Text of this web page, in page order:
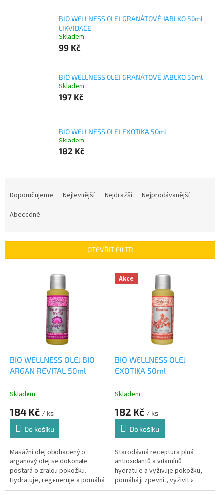
BIO WELLNESS OLEJ GRANÁTOVÉ JABLKO 50ml
LIKVIDACE
Skladem
99 Kč
BIO WELLNESS OLEJ GRANÁTOVÉ JABLKO 50ml
Skladem
197 Kč
BIO WELLNESS OLEJ EXOTIKA 50ml
Skladem
182 Kč
r
Doporučujeme Nejlevnější Nejdražší
Nejprodávanější
Abecedně
OTEVŘÍT FILTR
BIO WELLNESS OLEJ BIO
ARGAN REVITAL 50ml
Skladem
184 Kč / ks
Do košíku
Masážní olej obohacený o
arganový olej se dokonale
postará o zralou pokožku.
Hydratuje, regeneruje a pomáhá
zpomalovat stárnutí
Akce
BIO WELLNESS OLEJ
EXOTIKA 50ml
Skladem
182 Kč / ks
Do košíku
Starodávná receptura plná
antioxidantů a vitamínů
hydratuje a vyživuje pokožku,
pomáhá ji zpevnit, vyživit a
exoticky ji provoní